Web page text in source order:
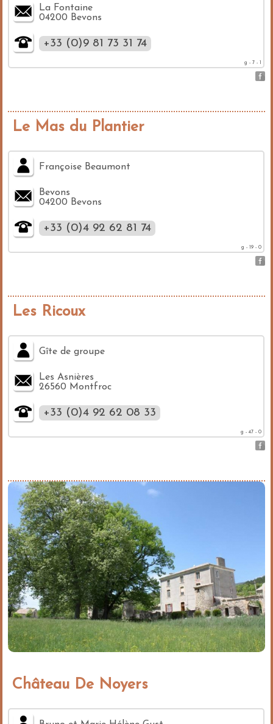
La Fontaine
04200 Bevons
+33 (0)9 81 73 31 74
g - 7 - 1
Le Mas du Plantier
Françoise Beaumont
Bevons
04200 Bevons
+33 (0)4 92 62 81 74
g - 19 - 0
Les Ricoux
Gîte de groupe
Les Asnières
26560 Montfroc
+33 (0)4 92 62 08 33
g - 47 - 0
Château De Noyers